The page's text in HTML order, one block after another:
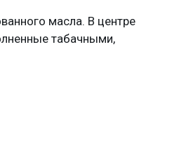
масла. В центре
табачными,